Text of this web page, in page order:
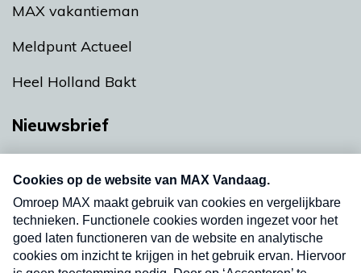
MAX vakantieman
Meldpunt Actueel
Heel Holland Bakt
Nieuwsbrief
nieuwsbrief. Elke vrijdag- en dinsdagochtend in
uw mailbox.
Verzend